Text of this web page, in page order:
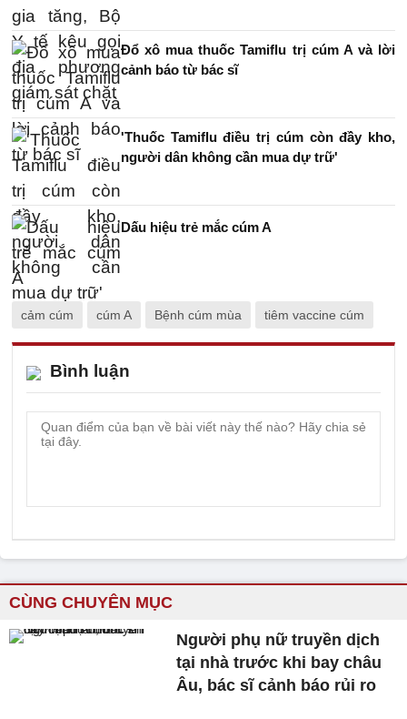
Đổ xô mua thuốc Tamiflu trị cúm A và lời
cảnh báo từ bác sĩ
'Thuốc Tamiflu điều trị cúm còn đầy kho,
người dân không cần mua dự trữ'
Dấu hiệu trẻ mắc cúm A
cảm cúm cúm A Bệnh cúm mùa tiêm vaccine cúm
Bình luận
CÙNG CHUYÊN MỤC
Người phụ nữ truyền dịch
tại nhà trước khi bay châu
Âu, bác sĩ cảnh báo rủi ro